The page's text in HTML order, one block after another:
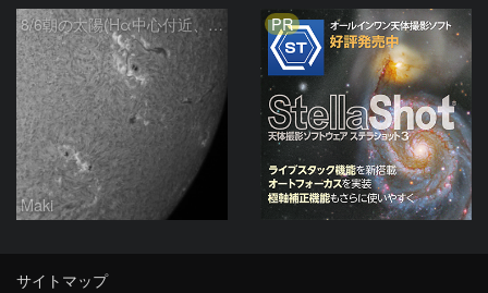
8/6朝の太陽(Hα中心付近、4498、4502付近)
Maki
PR
サイトマップ